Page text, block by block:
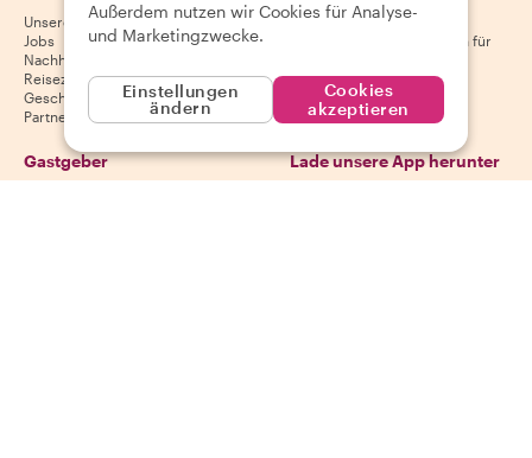
Unsere Geschichte
Jobs
Nachhaltigkeit
Reiseziele
Geschenkgutscheine
Partnerschaften
Hilfecenter für Gäste
Stornierungsbedingungen für
AGB für Gäste
Gastgeber Lade unsere App herunter
Außerdem nutzen wir Cookies für Analyse-
und Marketingzwecke.
Einstellungen
ändern
Cookies
akzeptieren